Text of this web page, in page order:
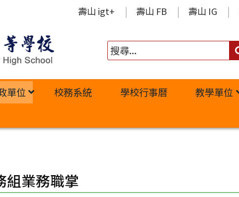
壽山 igt+ 壽山 FB 壽山 IG
單位 校務系統 學校行事曆 教學單位
組業務職掌